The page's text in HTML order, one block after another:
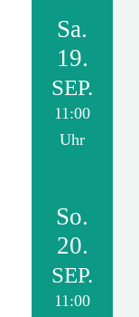
Sa.
19.
SEP.
11:00
Uhr
So.
20.
SEP.
11:00